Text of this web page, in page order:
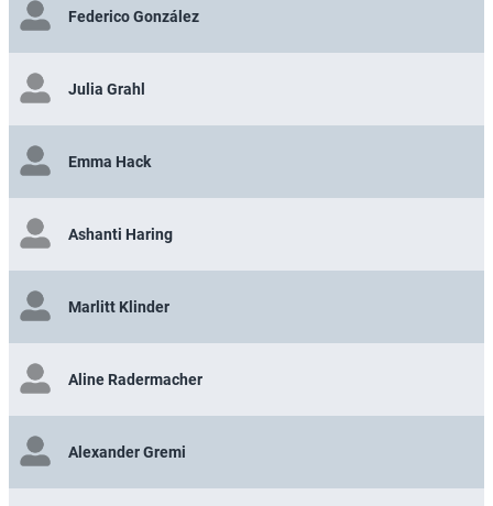
Federico González
Julia Grahl
Emma Hack
Ashanti Haring
Marlitt Klinder
Aline Radermacher
Alexander Gremi